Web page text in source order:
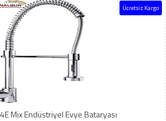
Ücretsiz Kargo
Mix Endüstriyel Evye Bataryası